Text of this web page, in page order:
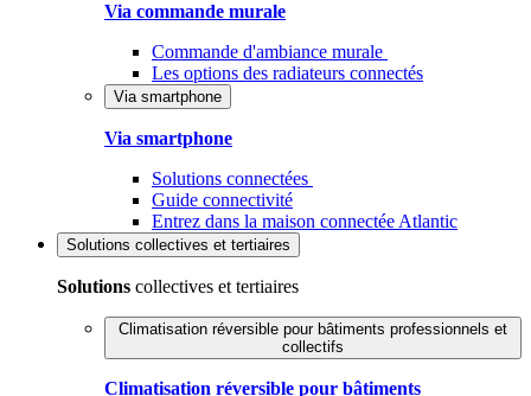
Via commande murale
Commande d'ambiance murale
Les options des radiateurs connectés
Via smartphone
Via smartphone
Solutions connectées
Guide connectivité
Entrez dans la maison connectée Atlantic
Solutions collectives et tertiaires
Solutions collectives et tertiaires
Climatisation réversible pour bâtiments professionnels et
collectifs
Climatisation réversible pour bâtiments